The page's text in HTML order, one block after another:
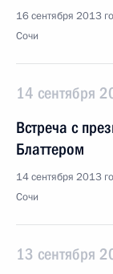
16 сентября 2013
Сочи
14 сентября
Встреча с
Блаттером
14 сентября 2013
Сочи
13 сентября